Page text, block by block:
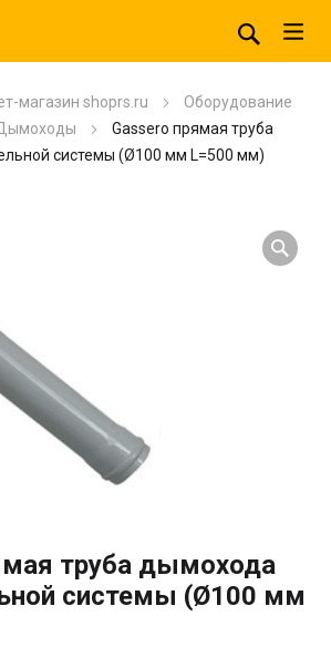
магазин shoprs.ru
Оборудование
Gassero прямая труба
системы (Ø100 мм L=500 мм)
труба дымохода
системы (Ø100 мм